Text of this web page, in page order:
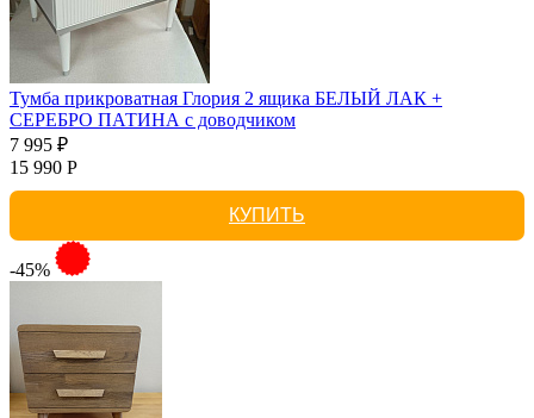
Тумба прикроватная Глория 2 ящика БЕЛЫЙ ЛАК +
СЕРЕБРО ПАТИНА с доводчиком
7 995 ₽
15 990 Р
КУПИТЬ
-45%